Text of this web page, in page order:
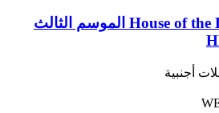
مسلسل House of the Dragon الموسم الثالث
أجنبية